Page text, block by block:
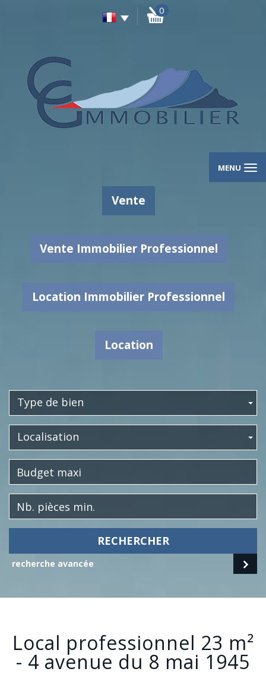
0
MENU
Vente
Vente Immobilier Professionnel
Location Immobilier Professionnel
Location
Type de bien
Localisation
RECHERCHER
recherche avancée
local professionnel 23 m²
- 4 avenue du 8 mai 1945